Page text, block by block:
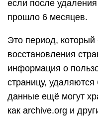
если после
прошло 6 месяцев.
Это период, который
восстановления
информация о
страницу,
данные ещё могут
как archive.org и